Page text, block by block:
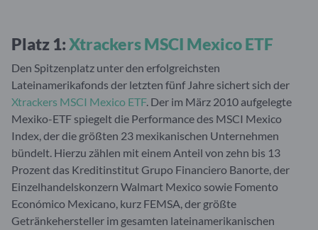
Platz 1:Xtrackers MSCI Mexico ETF
Den Spitzenplatz unter den erfolgreichsten
Lateinamerikafonds der letzten fünf Jahre sichert sich der
Xtrackers MSCI Mexico ETF. Der im März 2010 aufgelegte
Mexiko-ETF spiegelt die Performance des MSCI Mexico
Index, der die größten 23 mexikanischen Unternehmen
bündelt. Hierzu zählen mit einem Anteil von zehn bis 13
Prozent das Kreditinstitut Grupo Financiero Banorte, der
Einzelhandelskonzern Walmart Mexico sowie Fomento
Económico Mexicano, kurz FEMSA, der größte
Getränkehersteller im gesamten lateinamerikanischen